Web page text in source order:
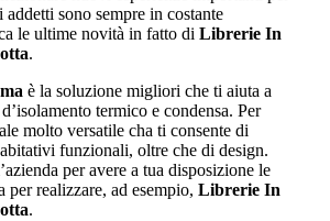
sono sempre in costante
le ultime novità in fatto di Librerie In
.
è la soluzione migliori che ti aiuta a
termico e condensa. Per
molto versatile cha ti consente di
funzionali, oltre che di design.
per avere a tua disposizione le
per realizzare, ad esempio, Librerie In
.